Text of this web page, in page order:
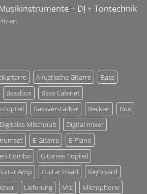
Jan
GmbH
Solutions
Musikinstrumente + DJ + Tontechnik
für
+
TontechnikAkustische Gitarre
Bass
Bassbox
Bass Cabinet
Bassverstärker Becken
Box
Digitales Mischpult
Digital mixer
E-Gitarre
E-Piano
Combo
Gitarren Topteil
Amp Guitar Head
Keyboard
Lieferung Mic
Microphone